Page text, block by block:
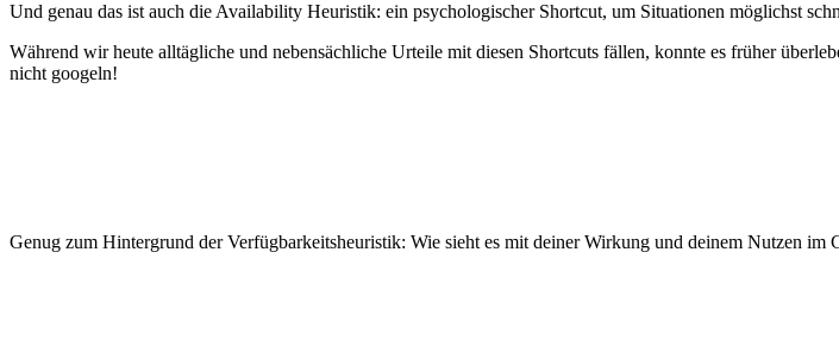
Und genau das ist auch die Availability Heuristik: ein psychologischer Shortcut, um Situationen möglichst
Während wir heute alltägliche und nebensächliche Urteile mit diesen Shortcuts fällen, konnte es früher
nicht googeln!
Genug zum Hintergrund der Verfügbarkeitsheuristik: Wie sieht es mit deiner Wirkung und deinem Nutzen im